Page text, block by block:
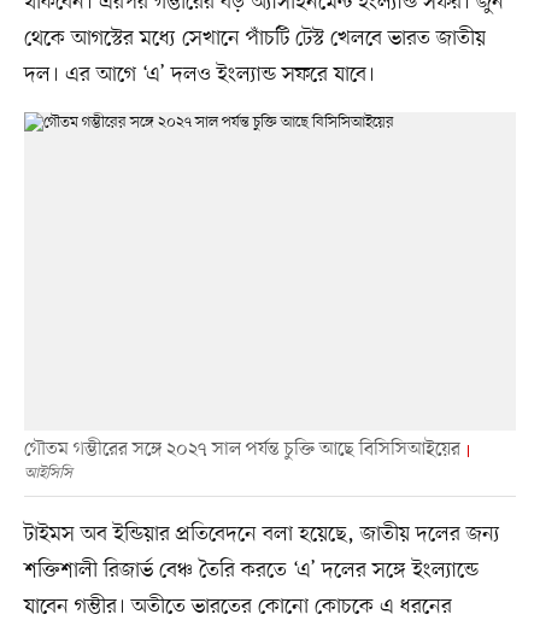
থেকে আগস্টের মধ্যে সেখানে পাঁচটি টেস্ট খেলবে ভারত জাতীয়
দল। এর আগে ‘এ’ দলও ইংল্যান্ড সফরে যাবে।
গৌতম গম্ভীরের সঙ্গে ২০২৭ সাল পর্যন্ত চুক্তি আছে বিসিসিআইয়ের
আইসিসি
টাইমস অব ইন্ডিয়ার প্রতিবেদনে বলা হয়েছে, জাতীয় দলের জন্য
শক্তিশালী রিজার্ভ বেঞ্চ তৈরি করতে ‘এ’ দলের সঙ্গে ইংল্যান্ডে
যাবেন গম্ভীর। অতীতে ভারতের কোনো কোচকে এ ধরনের